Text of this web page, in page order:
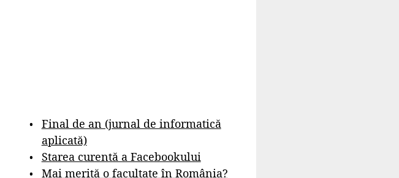
Final de an (jurnal de informatică
aplicată)
Starea curentă a Facebookului
Mai merită o facultate în România?